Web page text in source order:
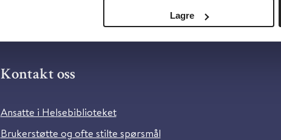
Lagre
Kontakt oss
Ansatte i Helsebiblioteket
Brukerstøtte og ofte stilte spørsmål